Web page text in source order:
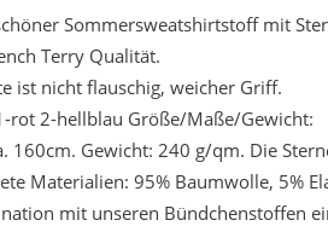
Sommersweatshirtstoff mit
Terry Qualität.
ist nicht flauschig, weicher Griff.
rot 2-hellblau Größe/Maße/Gewicht:
160cm. Gewicht: 240 g/qm. Die
Materialien: 95% Baumwolle, 5%
mit unseren Bündchenstoffen